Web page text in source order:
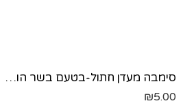
סימבה מעדן חתול-בטעם בשר הודו-100 גר'
₪5.00